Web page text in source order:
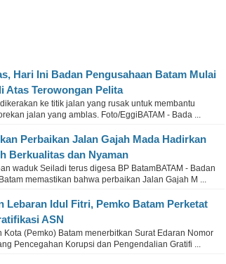
Hari Ini Badan Pengusahaan Batam Mulai
Atas Terowongan Pelita
ke titik jalan yang rusak untuk membantu
jalan yang amblas. Foto/EggiBATAM - Bada ...
Perbaikan Jalan Gajah Mada Hadirkan
Berkualitas dan Nyaman
waduk Seiladi terus digesa BP BatamBATAM - Badan
memastikan bahwa perbaikan Jalan Gajah M ...
Lebaran Idul Fitri, Pemko Batam Perketat
ASN
Kota (Pemko) Batam menerbitkan Surat Edaran Nomor
Pencegahan Korupsi dan Pengendalian Gratifi ...